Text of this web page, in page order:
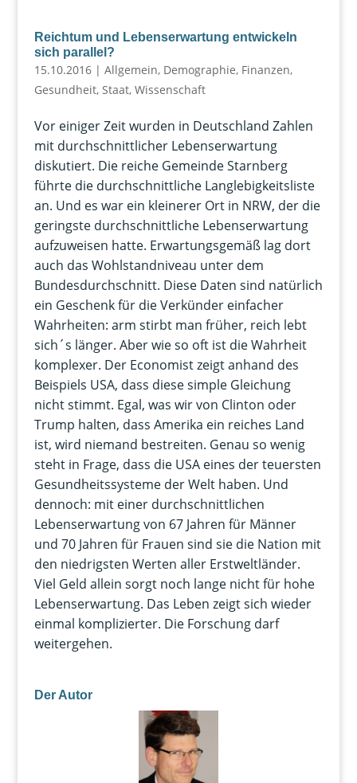
Reichtum und Lebenserwartung entwickeln
sich parallel?
15.10.2016| Allgemein, Demographie, Finanzen,
Gesundheit, Staat, Wissenschaft
Vor einiger Zeit wurden in Deutschland Zahlen
mit durchschnittlicher Lebenserwartung
diskutiert. Die reiche Gemeinde Starnberg
führte die durchschnittliche Langlebigkeitsliste
an. Und es war ein kleinerer Ort in NRW, der die
geringste durchschnittliche Lebenserwartung
aufzuweisen hatte. Erwartungsgemäß lag dort
auch das Wohlstandniveau unter dem
Bundesdurchschnitt. Diese Daten sind natürlich
ein Geschenk für die Verkünder einfacher
Wahrheiten: arm stirbt man früher, reich lebt
sich´s länger. Aber wie so oft ist die Wahrheit
komplexer. Der Economist zeigt anhand des
Beispiels USA, dass diese simple Gleichung
nicht stimmt. Egal, was wir von Clinton oder
Trump halten, dass Amerika ein reiches Land
ist, wird niemand bestreiten. Genau so wenig
steht in Frage, dass die USA eines der teuersten
Gesundheitssysteme der Welt haben. Und
dennoch: mit einer durchschnittlichen
Lebenserwartung von 67 Jahren für Männer
und 70 Jahren für Frauen sind sie die Nation mit
den niedrigsten Werten aller Erstweltländer.
Viel Geld allein sorgt noch lange nicht für hohe
Lebenserwartung. Das Leben zeigt sich wieder
einmal komplizierter. Die Forschung darf
weitergehen.
Der Autor